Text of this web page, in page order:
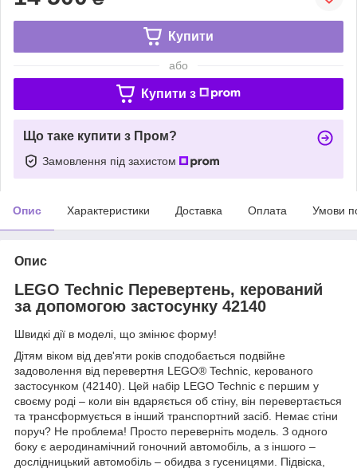
Купити
або
Купити з
Що таке купити з Пром?
Замовлення під захистом
Опис Характеристики Доставка Оплата Умови
Опис
LEGO Technic Перевертень, керований
за допомогою застосунку 42140
Швидкі дії в моделі, що змінює форму!
Дітям віком від дев'яти років сподобається подвійне
задоволення від перевертня LEGO® Technic, керованого
застосунком (42140). Цей набір LEGO Technic є першим у
своєму роді – коли він вдаряється об стіну, він перевертається
та трансформується в інший транспортний засіб. Немає стіни
поруч? Не проблема! Просто переверніть модель. З одного
боку є аеродинамічний гоночний автомобіль, а з іншого –
дослідницький автомобіль – обидва з гусеницями. Підвіска,